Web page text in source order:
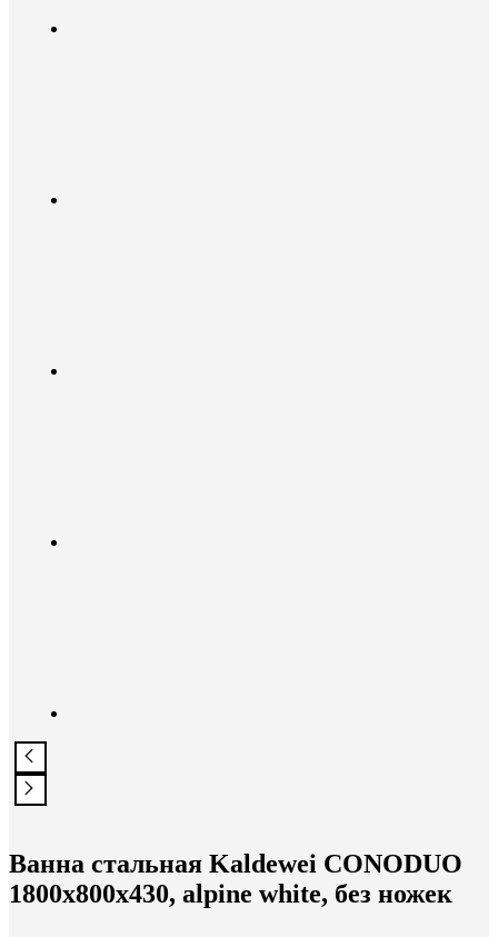
Ванна стальная Kaldewei CONODUO
1800х800х430, alpine white, без ножек